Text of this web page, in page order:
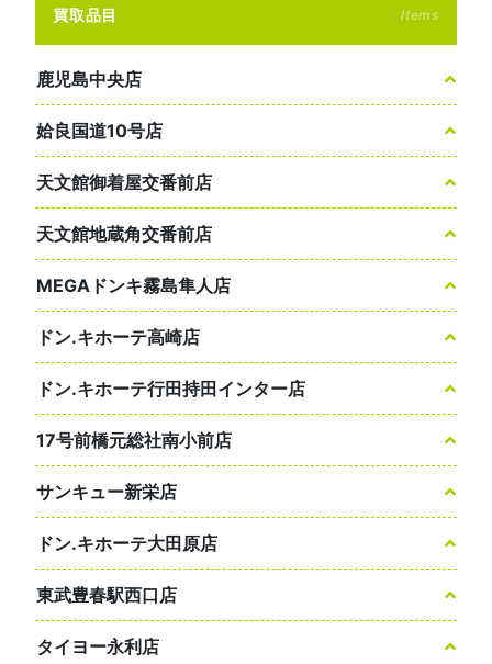
買取品目 Items
鹿児島中央店
姶良国道10号店
天文館御着屋交番前店
天文館地蔵角交番前店
MEGAドンキ霧島隼人店
ドン.キホーテ高崎店
ドン.キホーテ行田持田インター店
17号前橋元総社南小前店
サンキュー新栄店
ドン.キホーテ大田原店
東武豊春駅西口店
タイヨー永利店